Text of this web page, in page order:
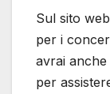
biglietti per
molto
numero
perché